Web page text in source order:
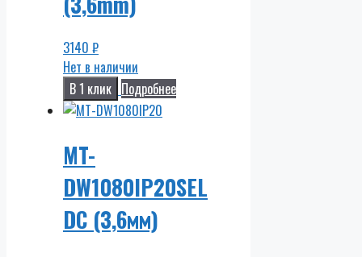
3140 ₽
Нет в наличии
В 1 клик Подробнее
MT-
DW1080IP20SEL
DC (3,6мм)